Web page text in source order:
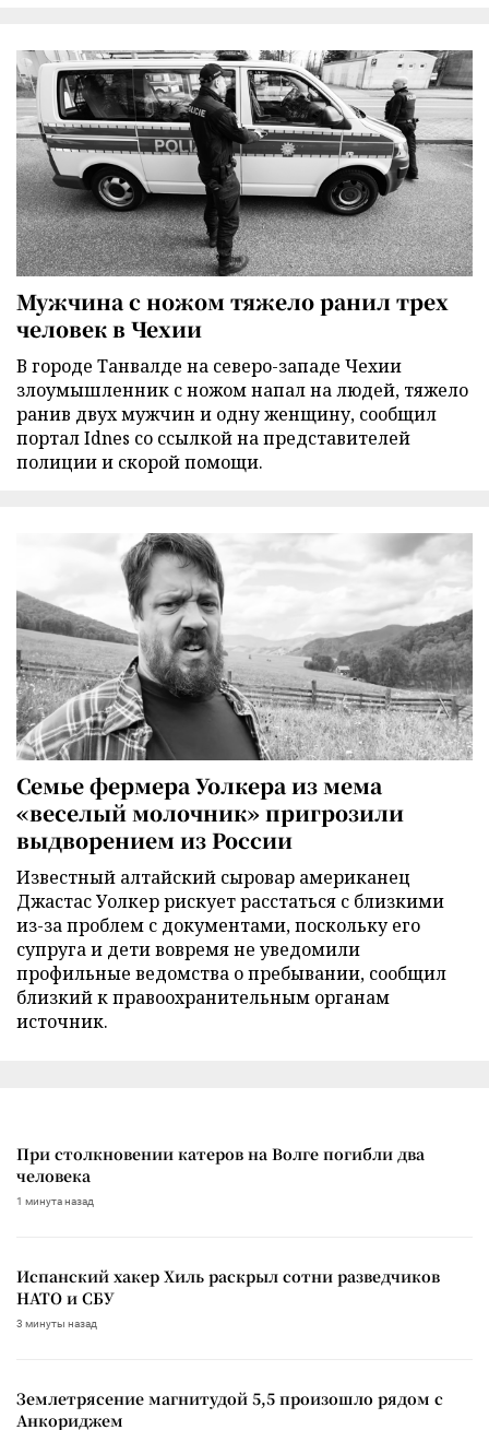
Мужчина с ножом тяжело ранил трех
человек в Чехии
В городе Танвалде на северо-западе Чехии
злоумышленник с ножом напал на людей, тяжело
ранив двух мужчин и одну женщину, сообщил
портал Idnes со ссылкой на представителей
полиции и скорой помощи.
Семье фермера Уолкера из мема
«веселый молочник» пригрозили
выдворением из России
Известный алтайский сыровар американец
Джастас Уолкер рискует расстаться с близкими
из-за проблем с документами, поскольку его
супруга и дети вовремя не уведомили
профильные ведомства о пребывании, сообщил
близкий к правоохранительным органам
источник.
При столкновении катеров на Волге погибли два
человека
1 минута назад
Испанский хакер Хиль раскрыл сотни разведчиков
НАТО и СБУ
3 минуты назад
Землетрясение магнитудой 5,5 произошло рядом с
Анкориджем